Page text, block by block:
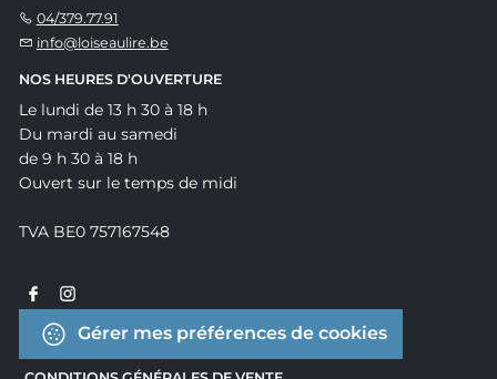
04/379.77.91
info@loiseaulire.be
NOS HEURES D'OUVERTURE
Le lundi de 13 h 30 à 18 h
Du mardi au samedi
de 9 h 30 à 18 h
Ouvert sur le temps de midi
TVA BE0 757167548
Gérer mes préférences de cookies